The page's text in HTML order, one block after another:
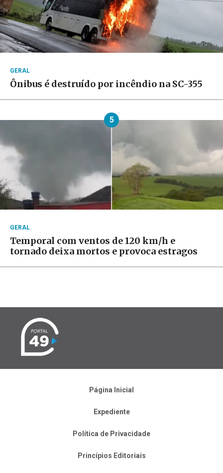
GERAL
Ônibus é destruído por incêndio na SC-355
5
GERAL
Temporal com ventos de 120 km/h e
tornado deixa mortos e provoca estragos
Página Inicial
Expediente
Política de Privacidade
Princípios Editoriais